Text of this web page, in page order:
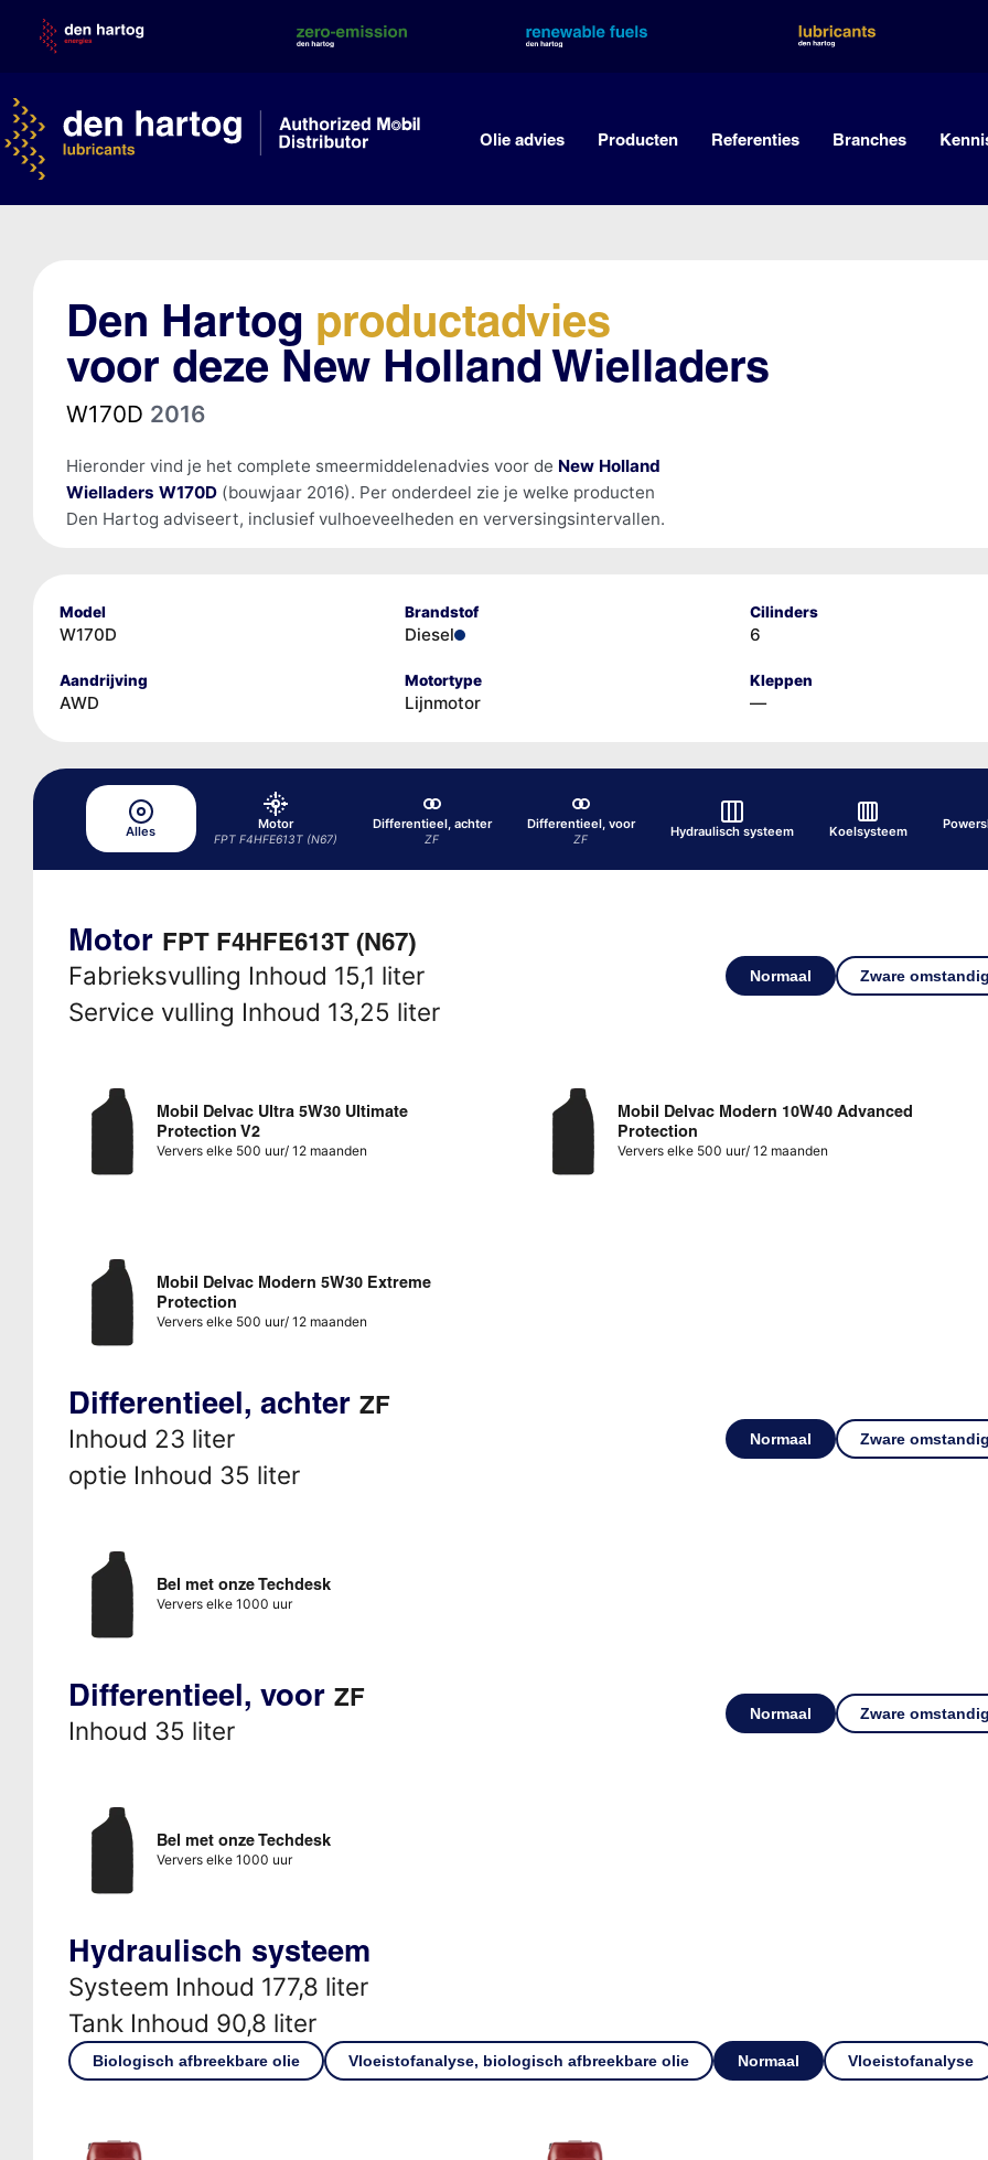
content
Olie advies Producten Referenties Branches
Den Hartog productadvies
voor deze New Holland Wielladers
W170D 2016
Hieronder vind je het complete smeermiddelenadvies voor de New Holland
Wielladers W170D(bouwjaar 2016). Per onderdeel zie je welke producten
Den Hartog adviseert, inclusief vulhoeveelheden en verversingsintervallen.
Model
W170D
Brandstof
Diesel
Cilinders
6
Aandrijving
AWD
Motortype
Lijnmotor
Kleppen
—
Alles
Motor
FPT F4HFE613T (N67)
Differentieel, achter
ZF
Differentieel, voor
ZF Hydraulisch systeem Koelsysteem
Motor FPT F4HFE613T (N67)
Fabrieksvulling Inhoud 15,1 liter
Service vulling Inhoud 13,25 liter
Normaal Zware
Mobil Delvac Ultra 5W30 Ultimate
Protection V2
Ververs elke 500 uur/ 12 maanden
Mobil Delvac Modern 10W40 Advanced
Protection
Ververs elke 500 uur/ 12 maanden
Mobil Delvac Modern 5W30 Extreme
Protection
Ververs elke 500 uur/ 12 maanden
Differentieel, achter ZF
Inhoud 23 liter
optie Inhoud 35 liter
Normaal Zware
Bel met onze Techdesk
Ververs elke 1000 uur
Differentieel, voor ZF
Inhoud 35 liter
Normaal Zware
Bel met onze Techdesk
Ververs elke 1000 uur
Hydraulisch systeem
Systeem Inhoud 177,8 liter
Tank Inhoud 90,8 liter
Biologisch afbreekbare olie Vloeistofanalyse, biologisch afbreekbare olie Normaal Vloeistofanalyse